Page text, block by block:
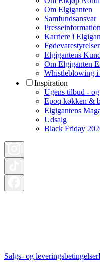
Om Elgiganten
Samfundsansvar
Presseinformation
Karriere i
Elgigantens
Om Elgiganten
Whistleblowing i
Inspiration
Ugens tilbud -
Epoq køkken &
Elgigantens
Udsalg
Black Friday
Salgs- og leveringsbetingelser